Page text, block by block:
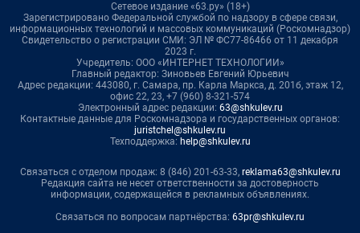
Сетевое издание «63.ру» (18+)
Зарегистрировано Федеральной службой по надзору в сфере связи,
информационных технологий и массовых коммуникаций (Роскомнадзор)
Свидетельство о регистрации СМИ: ЭЛ № ФС77-86466 от 11 декабря
2023 г.
Учредитель: ООО «ИНТЕРНЕТ ТЕХНОЛОГИИ»
Главный редактор: Зиновьев Евгений Юрьевич
Адрес редакции: 443080, г. Самара, пр. Карла Маркса, д. 201б, этаж 12,
офис 22, 23, +7 (960) 8-321-574
Электронный адрес редакции: 63@shkulev.ru
Контактные данные для Роскомнадзора и государственных органов:
juristchel@shkulev.ru
Техподдержка: help@shkulev.ru
Связаться с отделом продаж: 8 (846) 201-63-33, reklama63@shkulev.ru
Редакция сайта не несет ответственности за достоверность
информации, содержащейся в рекламных объявлениях.
Связаться по вопросам партнёрства: 63pr@shkulev.ru